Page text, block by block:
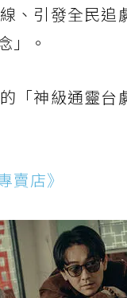
、引發全民
」。
「神級通靈
賣店》